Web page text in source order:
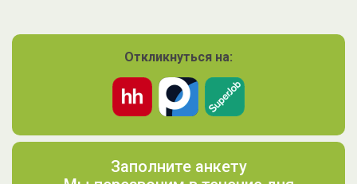
Откликнуться на:
Заполните анкету